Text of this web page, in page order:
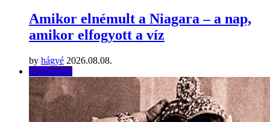
Amikor elnémult a Niagara – a nap,
amikor elfogyott a víz
by hágyé 2026.08.08.
Történelem